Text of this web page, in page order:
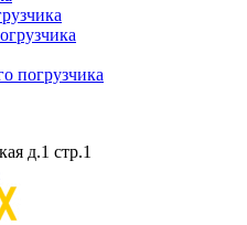
погрузчика
д.1 стр.1